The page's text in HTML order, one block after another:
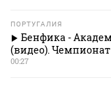
ПОРТУГАЛИЯ
Бенфика -
(видео).
00:27